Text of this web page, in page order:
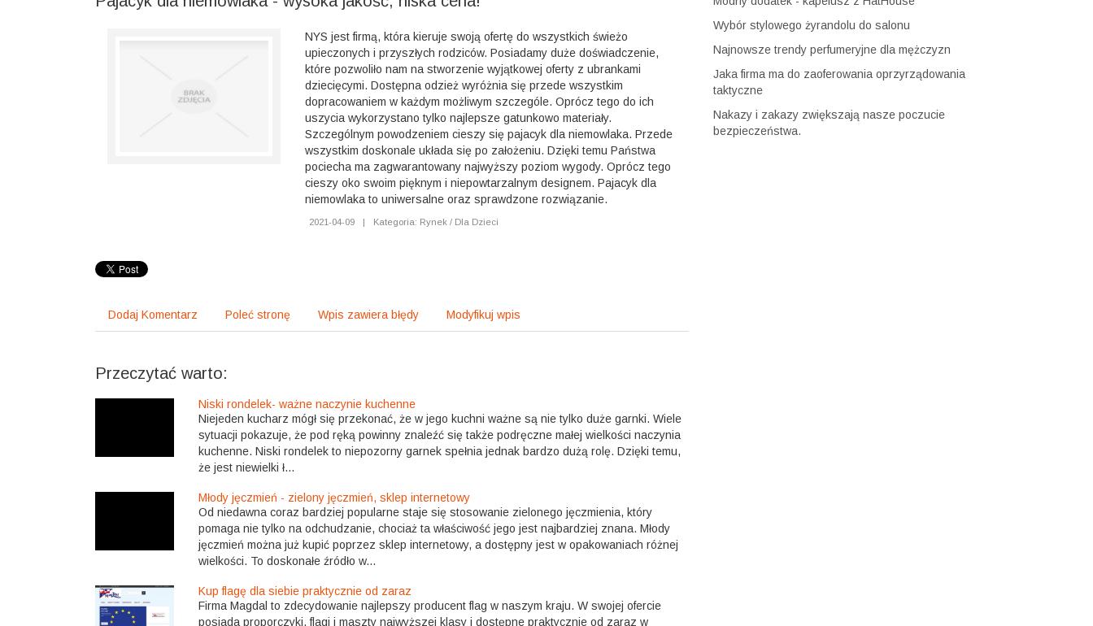
NYS jest firmą, która kieruje swoją ofertę do wszystkich świeżo
upieczonych i przyszłych rodziców. Posiadamy duże doświadczenie,
które pozwoliło nam na stworzenie wyjątkowej oferty z ubrankami
dziecięcymi. Dostępna odzież wyróżnia się przede wszystkim
dopracowaniem w każdym możliwym szczególe. Oprócz tego do ich
uszycia wykorzystano tylko najlepsze gatunkowo materiały.
Szczególnym powodzeniem cieszy się pajacyk dla niemowlaka. Przede
wszystkim doskonale układa się po założeniu. Dzięki temu Państwa
pociecha ma zagwarantowany najwyższy poziom wygody. Oprócz tego
cieszy oko swoim pięknym i niepowtarzalnym designem. Pajacyk dla
niemowlaka to uniwersalne oraz sprawdzone rozwiązanie.
2021-04-09 | Kategoria: Rynek / Dla Dzieci
Dodaj Komentarz Poleć stronę Wpis zawiera błędy Modyfikuj wpis
Przeczytać warto:
Niski rondelek- ważne naczynie kuchenne
Niejeden kucharz mógł się przekonać, że w jego kuchni ważne są nie tylko duże garnki. Wiele
sytuacji pokazuje, że pod ręką powinny znaleźć się także podręczne małej wielkości naczynia
kuchenne. Niski rondelek to niepozorny garnek spełnia jednak bardzo dużą rolę. Dzięki temu,
że jest niewielki ł...
Młody jęczmień - zielony jęczmień, sklep internetowy
Od niedawna coraz bardziej popularne staje się stosowanie zielonego jęczmienia, który
pomaga nie tylko na odchudzanie, chociaż ta właściwość jego jest najbardziej znana. Młody
jęczmień można już kupić poprzez sklep internetowy, a dostępny jest w opakowaniach różnej
wielkości. To doskonałe źródło w...
Kup flagę dla siebie praktycznie od zaraz
Firma Magdal to zdecydowanie najlepszy producent flag w naszym kraju. W swojej ofercie
posiada proporczyki, flagi i maszty najwyższej klasy i dostępne praktycznie od zaraz w
Wybór stylowego żyrandolu do salonu
Najnowsze trendy perfumeryjne dla mężczyzn
Jaka firma ma do zaoferowania oprzyrządowania
taktyczne
Nakazy i zakazy zwiększają nasze poczucie
bezpieczeństwa.